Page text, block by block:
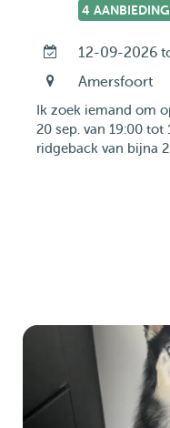
4
12-09-2026
Amersfoort
Ik zoek iemand om
20 sep. van 19:00 tot
ridgeback van bijna